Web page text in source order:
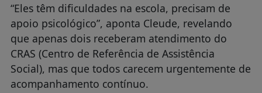
“Eles têm dificuldades na escola, precisam de
apoio psicológico”, aponta Cleude, revelando
que apenas dois receberam atendimento do
CRAS (Centro de Referência de Assistência
Social), mas que todos carecem urgentemente de
acompanhamento contínuo.